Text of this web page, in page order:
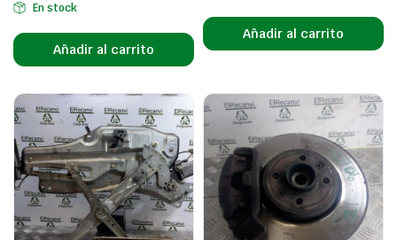
En stock
Añadir al carrito
Añadir al carrito